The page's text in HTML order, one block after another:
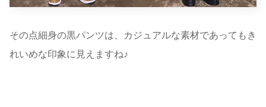
その点細身の黒パンツは、カジュアルな素材であってもき
れいめな印象に見えますね♪